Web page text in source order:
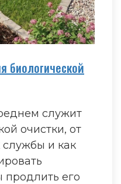
биологической
служит
очистки, от
службы и как
продлить его